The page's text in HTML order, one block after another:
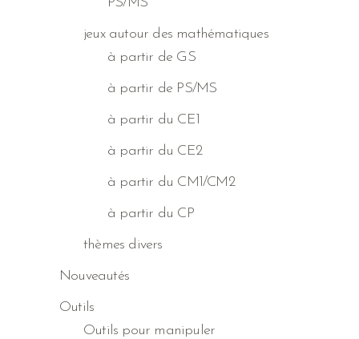
jeux autour des mathématiques
à partir de GS
à partir de PS/MS
à partir du CE1
à partir du CE2
à partir du CM1/CM2
à partir du CP
thèmes divers
Nouveautés
Outils
Outils pour manipuler